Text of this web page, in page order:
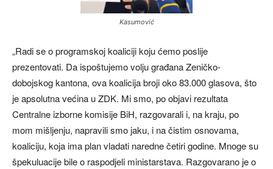
Kasumović
„Radi se o programskoj koaliciji koju ćemo poslije
prezentovati. Da ispoštujemo volju građana Zeničko-
dobojskog kantona, ova koalicija broji oko 83.000 glasova, što
je apsolutna većina u ZDK. Mi smo, po objavi rezultata
Centralne izborne komisije BiH, razgovarali i, na kraju, po
mom mišljenju, napravili smo jaku, i na čistim osnovama,
koaliciju, koja ima plan vladati naredne četiri godine. Mnoge su
špekuluacije bile o raspodjeli ministarstava. Razgovarano je o